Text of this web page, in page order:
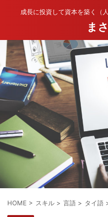
成長に投資して資本を築く（
ま
HOME > スキル > 言語 > タイ語